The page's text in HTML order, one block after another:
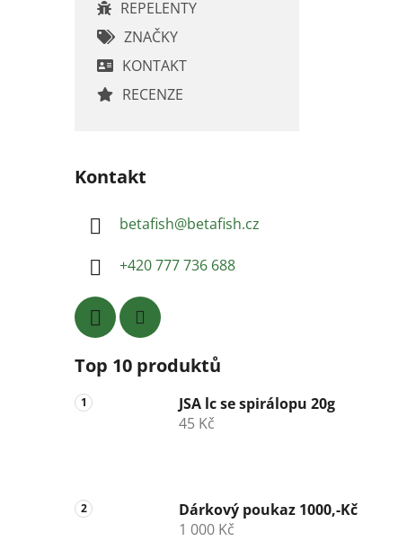
REPELENTY
ZNAČKY
KONTAKT
RECENZE
Kontakt
betafish@betafish.cz
+420 777 736 688
Top 10 produktů
JSA lc se spirálopu 20g
45 Kč
Dárkový poukaz 1000,-Kč
1 000 Kč